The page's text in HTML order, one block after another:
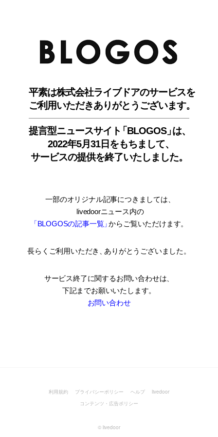
平素は株式会社ライブドアのサービスを
ご利用いただきありがとうございます。
提言型ニュースサイ ト「BLOGOS」は、
2022年5月31日をもちまして、
サービスの提供を終了いたしました。
一部のオリジナル記事につきましては
livedoorニュース内の
「BLOGOSの記事一覧」からご覧いただけます。
長らくご利用いただき ありがとうございました。
サービス終了に関するお問い合わせは、
下記までお願いいたします。
お問い合わせ
利用規約 プライバシーポリシー ヘルプ
livedoor
コンテンツ・広告ポリシー
© livedoor